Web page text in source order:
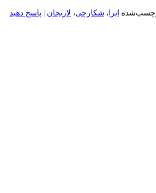
ایرا ، شکارچی، لاریجان | پاسخ دهید